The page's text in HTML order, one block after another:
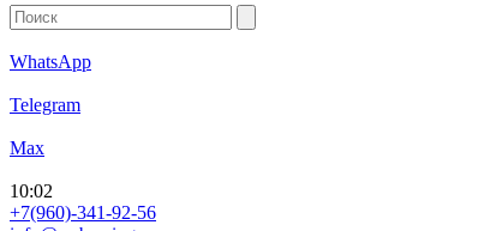
WhatsApp
Telegram
Max
10:02
+7(960)-341-92-56